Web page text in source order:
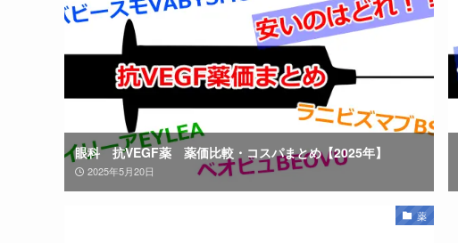
眼科 抗VEGF薬 薬価比較・コスパまとめ【2025年】
2025年5月20日
薬